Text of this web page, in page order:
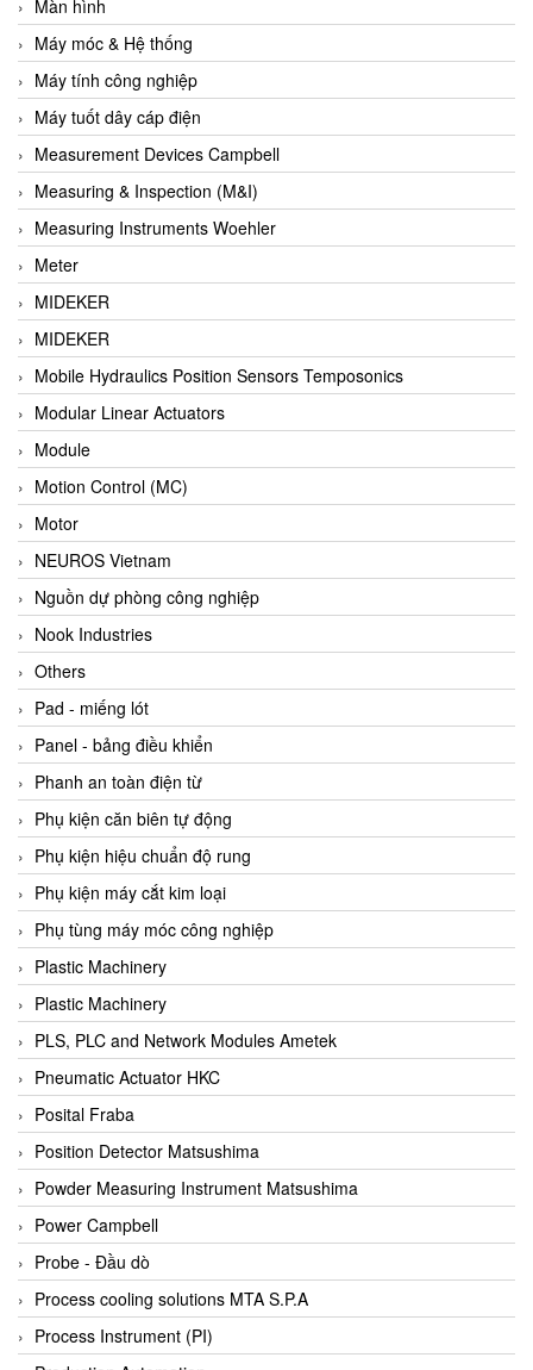
Bahr Modultechnik Vietnam
Balluff
BamBo Vietnam
Barel Vietnam
Barksdale
Bartec
Basco
Baumer
Baumuller Vietnam
Baykee
BBC Bircher Smart Access
BCS ITALY
BEA SENSORS
Beacon Extender
Beckhoff
Bedook
Bei Sensor
Beijer
Beinlich-pumps
Beka
BEKO
Belimo
Benetech Vietnam
Bently Nevada
Bentone Vietnam
Bernstein Vietnam
Berthold
Bestech
Bestech
BETA
Bifold
Bihl+wiedemann
Bihl+wiedemann
Bilz
Binder Connector
Biotech
Màn hình
Máy móc & Hệ thống
Máy tính công nghiệp
Máy tuốt dây cáp điện
Measurement Devices Campbell
Measuring & Inspection (M&I)
Measuring Instruments Woehler
Meter
MIDEKER
MIDEKER
Mobile Hydraulics Position Sensors Temposonics
Modular Linear Actuators
Module
Motion Control (MC)
Motor
NEUROS Vietnam
Nguồn dự phòng công nghiệp
Nook Industries
Others
Pad - miếng lót
Panel - bảng điều khiển
Phanh an toàn điện từ
Phụ kiện căn biên tự động
Phụ kiện hiệu chuẩn độ rung
Phụ kiện máy cắt kim loại
Phụ tùng máy móc công nghiệp
Plastic Machinery
Plastic Machinery
PLS, PLC and Network Modules Ametek
Pneumatic Actuator HKC
Posital Fraba
Position Detector Matsushima
Powder Measuring Instrument Matsushima
Power Campbell
Probe - Đầu dò
Process cooling solutions MTA S.P.A
Process Instrument (PI)